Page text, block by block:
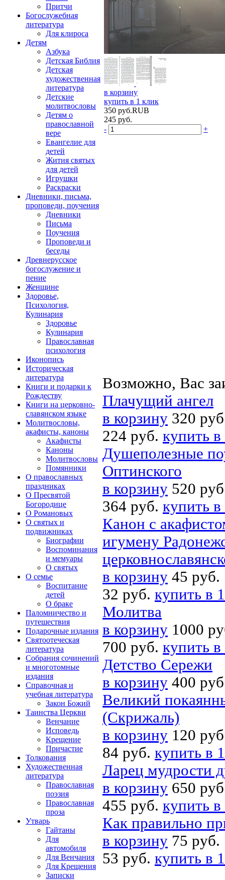
Притчи
Богослужебная
литература
Для клироса
Детям
Азбука
Детская Библия
Детская
художественная
литература
Детские
молитвословы
Детям о
православной
вере
Евангелие для
детей
Жития святых
для детей
Игрушки
Раскраски
Дневники, письма,
проповеди, поучения
Дневники
Письма
Поучения
Проповеди и
беседы
Древнерусское
богослужение и
пение
Женщине
Здоровье,
Психология,
Кулинария
Здоровье
Кулинария
Православная
психология
Иконопись
Историческая
литература
Книги и подарки к
Рождеству
Книги на церковно-
славянском языке
Молитвословы,
акафисты, каноны
Акафисты
Каноны
Молитвословы
Помянники
О православных
праздниках
О Пресвятой
Богородице
О Романовых
О святых и
подвижниках
Биографии
Воспоминания
и мемуары
О святых
О семье
Воспитание
детей
О браке
Паломничество и
путешествия
Подарочные издания
Святоотеческая
литература
Собрания сочинений
и многотомные
издания
Справочная и
учебная литература
Закон Божий
Таинства Церкви
Венчание
Исповедь
Крещение
Причастие
Толкования
Художественная
литература
Православная
поэзия
Православная
проза
Утварь
Гайтаны
Для
автомобиля
Для Венчания
Для Крещения
Записки
в корзину
купить в 1 клик
350 руб.RUB
245 руб.
-
+
Возможно, Вас
Плачущий ангел
в корзину 320
224 руб. купить
Душеполезные
Оптинского
в корзину 520
364 руб. купить
Канон с
игумену
в корзину 45 руб.
32 руб. купить в
Молитва
в корзину 1000
700 руб. купить
Детство Сережи
в корзину 400
Великий
(Скрижаль)
в корзину 120
84 руб. купить в
Ларец мудрости
в корзину 650
455 руб. купить
Как правильно
в корзину 75 руб.
53 руб. купить в